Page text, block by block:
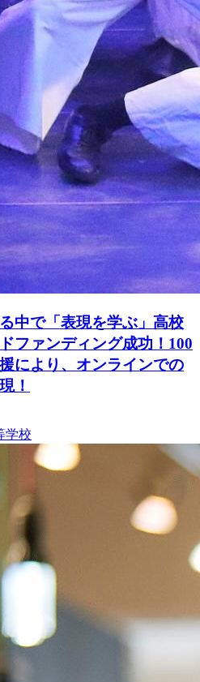
中で「表現を学ぶ」高校
ファンディング成功！100
により、オンラインでの
！
学校